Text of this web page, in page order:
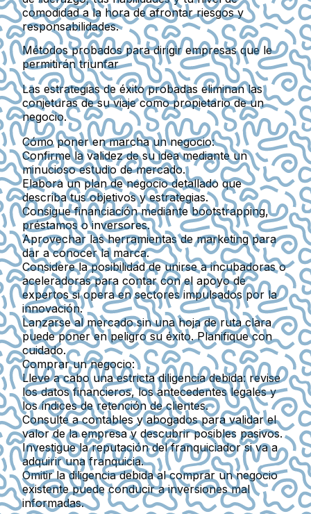
comodidad a la hora de afrontar riesgos y
responsabilidades.
Métodos probados para dirigir empresas que le
permitirán triunfar
Las estrategias de éxito probadas eliminan las
conjeturas de su viaje como propietario de un
negocio.
Cómo poner en marcha un negocio:
Confirme la validez de su idea mediante un
minucioso estudio de mercado.
Elabora un plan de negocio detallado que
describa tus objetivos y estrategias.
Consigue financiación mediante bootstrapping,
préstamos o inversores.
Aprovechar las herramientas de marketing para
dar a conocer la marca.
Considere la posibilidad de unirse a incubadoras o
aceleradoras para contar con el apoyo de
expertos si opera en sectores impulsados por la
innovación.
Lanzarse al mercado sin una hoja de ruta clara
puede poner en peligro su éxito. Planifique con
cuidado.
Comprar un negocio:
Lleve a cabo una estricta diligencia debida: revise
los datos financieros, los antecedentes legales y
los índices de retención de clientes.
Consulte a contables y abogados para validar el
valor de la empresa y descubrir posibles pasivos.
Investigue la reputación del franquiciador si va a
adquirir una franquicia.
Omitir la diligencia debida al comprar un negocio
existente puede conducir a inversiones mal
informadas.